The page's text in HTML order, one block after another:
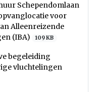
Schependomlaan
opvanglocatie voor
Alleenreizende
(IBA)
109 KB
begeleiding
vluchtelingen